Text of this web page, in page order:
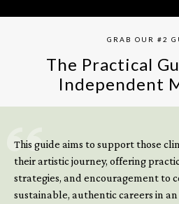
GRAB OUR #2
The Practical
Independent
This guide aims to support those
their artistic journey, offering
strategies, and encouragement to
sustainable, authentic careers in